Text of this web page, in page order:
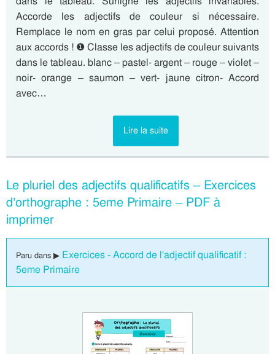
Accorde les adjectifs de couleur si nécessaire.
Remplace le nom en gras par celui proposé. Attention
aux accords ! ❶ Classe les adjectifs de couleur suivants
dans le tableau. blanc – pastel- argent – rouge – violet –
noir- orange – saumon – vert- jaune citron- Accord
avec…
Lire la suite
Le pluriel des adjectifs qualificatifs – Exercices
d’orthographe : 5eme Primaire – PDF à
imprimer
Paru dans ▶ Exercices - Accord de l'adjectif qualificatif :
5eme Primaire